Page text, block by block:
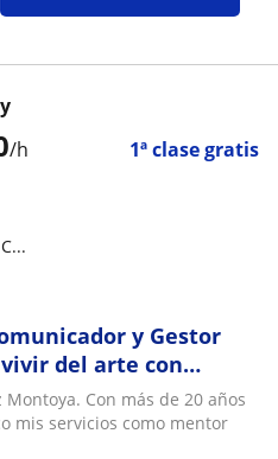
/h 1ª clase gratis
y Gestor
del arte con
Montoya. Con más de 20 años
mis servicios como mentor